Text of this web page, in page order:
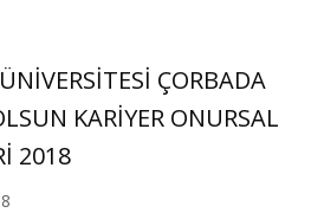
ÇORBADA
KARİYER ONURSAL
2018